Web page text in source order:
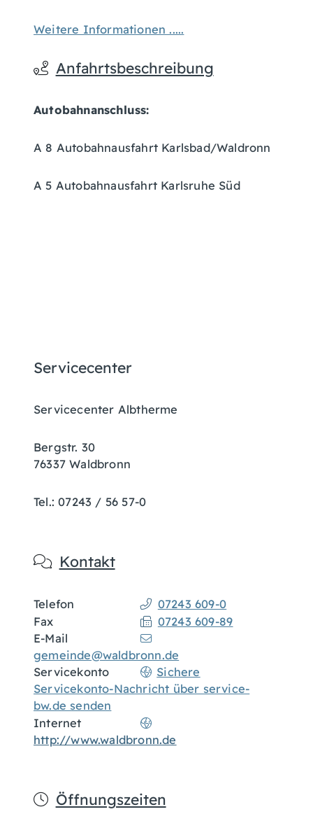
Weitere Informationen .....
Anfahrtsbeschreibung
Autobahnanschluss:
A 8 Autobahnausfahrt Karlsbad/Waldronn
A 5 Autobahnausfahrt Karlsruhe Süd
Servicecenter
Servicecenter Albtherme
Bergstr. 30
76337 Waldbronn
Tel.: 07243 / 56 57-0
Kontakt
Telefon
07243 609-0
Fax
07243 609-89
E-Mail
gemeinde@waldbronn.de
Servicekonto
Sichere
Servicekonto-Nachricht über service-
bw.de senden
Internet
http://www.waldbronn.de
Öffnungszeiten